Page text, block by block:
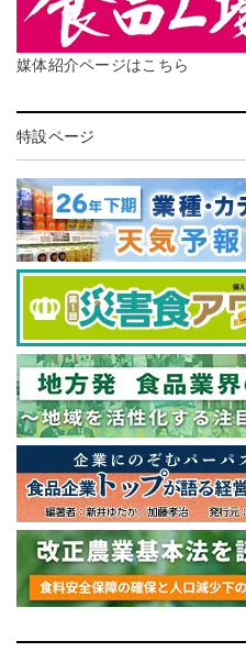
媒体紹介ページはこちら
特設ページ